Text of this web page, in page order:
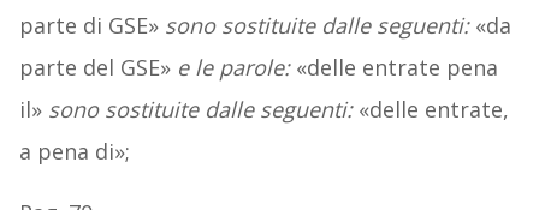
parte di GSE» sono sostituite dalle seguenti:«da
parte del GSE» e le parole:«delle entrate pena
il» sono sostituite dalle seguenti:«delle entrate,
a pena di»;